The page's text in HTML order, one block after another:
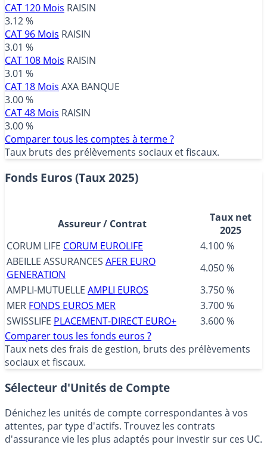
CAT 120 Mois RAISIN
3.12 %
CAT 96 Mois RAISIN
3.01 %
CAT 108 Mois RAISIN
3.01 %
CAT 18 Mois AXA BANQUE
3.00 %
CAT 48 Mois RAISIN
3.00 %
Comparer tous les comptes à terme ?
Taux bruts des prélèvements sociaux et fiscaux.
Fonds Euros (Taux 2025)
Assureur / Contrat
Taux net
2025
CORUM LIFE CORUM EUROLIFE
4.100 %
ABEILLE ASSURANCES AFER EURO
GENERATION
4.050 %
AMPLI-MUTUELLE AMPLI EUROS
3.750 %
MER FONDS EUROS MER
3.700 %
SWISSLIFE PLACEMENT-DIRECT EURO+
3.600 %
Comparer tous les fonds euros ?
Taux nets des frais de gestion, bruts des prélèvements
sociaux et fiscaux.
Sélecteur d'Unités de Compte
Dénichez les unités de compte correspondantes à vos
attentes, par type d'actifs. Trouvez les contrats
d'assurance vie les plus adaptés pour investir sur ces UC.